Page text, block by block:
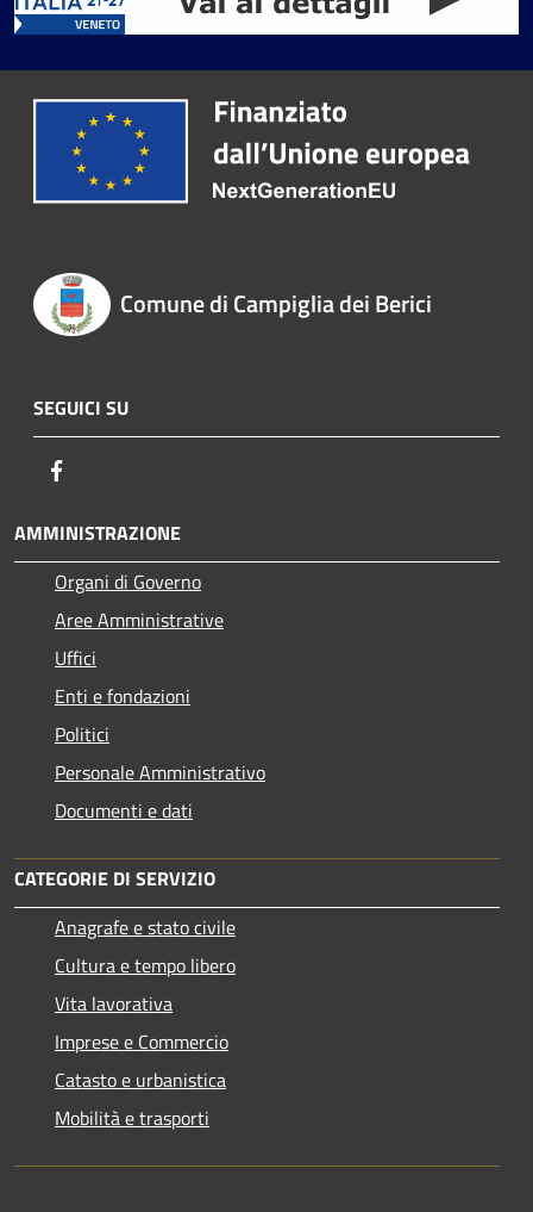
Comune di Campiglia dei Berici
SEGUICI SU
AMMINISTRAZIONE
Organi di Governo
Aree Amministrative
Uffici
Enti e fondazioni
Politici
Personale Amministrativo
Documenti e dati
CATEGORIE DI SERVIZIO
Anagrafe e stato civile
Cultura e tempo libero
Vita lavorativa
Imprese e Commercio
Catasto e urbanistica
Mobilità e trasporti